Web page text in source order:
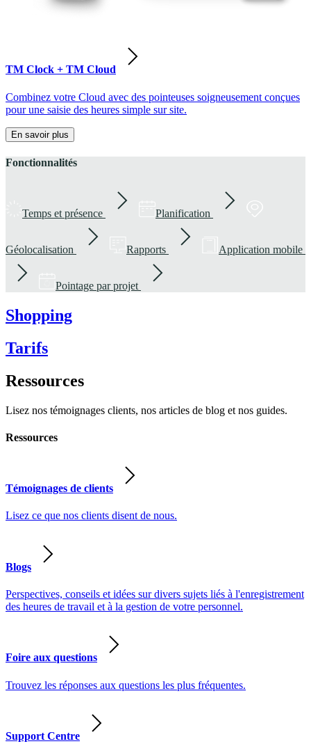
TM Clock + TM Cloud
Combinez votre Cloud avec des pointeuses soigneusement conçues
pour une saisie des heures simple sur site.
En savoir plus
Fonctionnalités
Temps et présence Planification
Géolocalisation Rapports Application mobile
Pointage par projet
Shopping
Tarifs
Ressources
Lisez nos témoignages clients, nos articles de blog et nos guides.
Ressources
Témoignages de clients
Lisez ce que nos clients disent de nous.
Blogs
Perspectives, conseils et idées sur divers sujets liés à l'enregistrement
des heures de travail et à la gestion de votre personnel.
Foire aux questions
Trouvez les réponses aux questions les plus fréquentes.
Support Centre